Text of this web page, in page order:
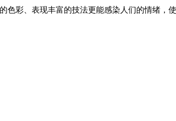
彩、表现丰富的技法更能感染人们的情绪，